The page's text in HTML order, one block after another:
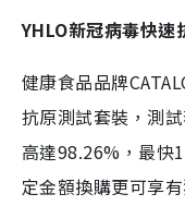
YHLO新冠病毒快速
健康食品品牌
抗原測試套裝，測
高達98.26%，最快
定金額換購更可享